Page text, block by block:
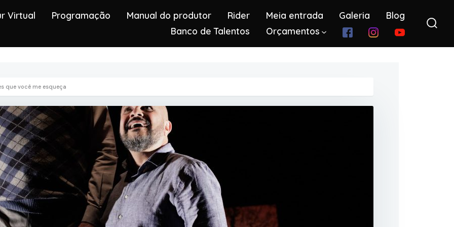
Virtual Programação Manual do produtor Rider Meia entrada Galeria
Blog
Banco de Talentos
Orçamentos
que você me esqueça